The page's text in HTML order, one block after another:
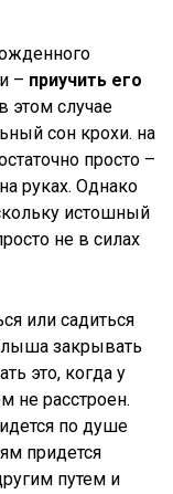
– приучить его
этом случае
сон крохи. на
просто –
руках. Однако
истошный
не в силах
или садиться
закрывать
это, когда у
не расстроен.
по душе
придется
путем и